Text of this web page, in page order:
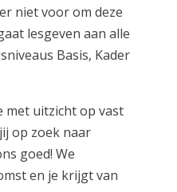
niet voor om deze
lesgeven aan alle
Basis, Kader
met uitzicht op vast
op zoek naar
goed! We
en je krijgt van